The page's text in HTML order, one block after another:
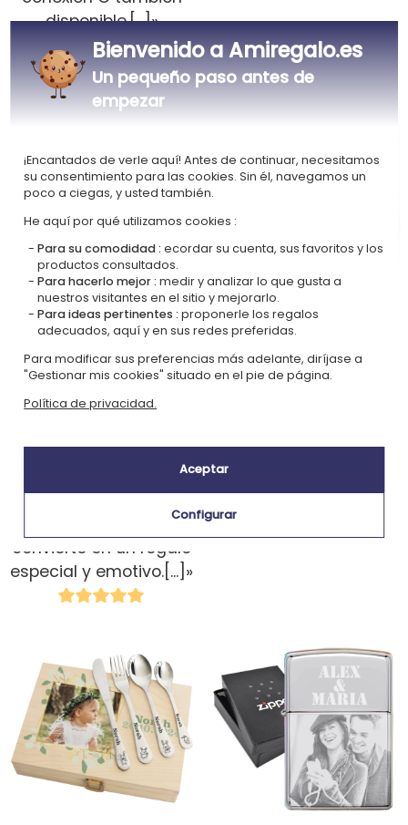
disponible.[...]»
Mariana(publicado el
03/07/2026)
«La calidad de la
madera está bien, con
un acabado cuidado y
quedó perfecto, con
delicada y muy bien
definida, lo que la
convierte en un regalo
especial y emotivo. [...] »
Kike(publicado el
03/07/2026)
«Todo correcto y en los
plazos acordados»
Bienvenido a Amiregalo.es
Un pequeño paso antes de
empezar
¡Encantados de verle aquí! Antes de continuar, necesitamos
su consentimiento para las cookies. Sin él, navegamos un
poco a ciegas, y usted también.
He aquí por qué utilizamos cookies :
Para su comodidad : ecordar su cuenta, sus favoritos y los
productos consultados.
Para hacerlo mejor : medir y analizar lo que gusta a
nuestros visitantes en el sitio y mejorarlo.
Para ideas pertinentes : proponerle los regalos
adecuados, aquí y en sus redes preferidas.
Para modificar sus preferencias más adelante, diríjase a
"Gestionar mis cookies" situado en el pie de página.
Política de privacidad.
Aceptar
Configurar